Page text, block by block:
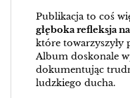
Publikacja to coś
głęboka refleksja
które towarzyszyły
Album doskonale
dokumentując
ludzkiego ducha.